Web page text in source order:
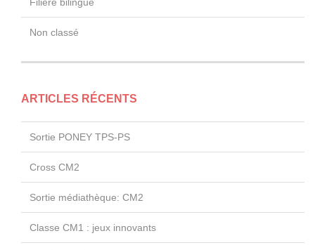
Non classé
ARTICLES RÉCENTS
Sortie PONEY TPS-PS
Cross CM2
Sortie médiathèque: CM2
Classe CM1 : jeux innovants